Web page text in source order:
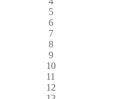
5
6
7
8
9
10
11
12